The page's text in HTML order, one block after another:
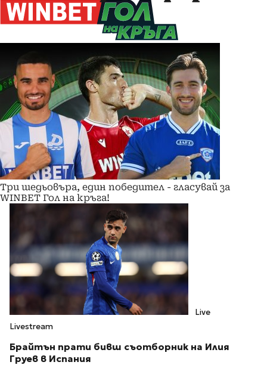
Три шедьовъра, един победител - гласувай за
WINBET Гол на кръга!
Live
Livestream
Брайтън прати бивш съотборник на Илия
Груев в Испания